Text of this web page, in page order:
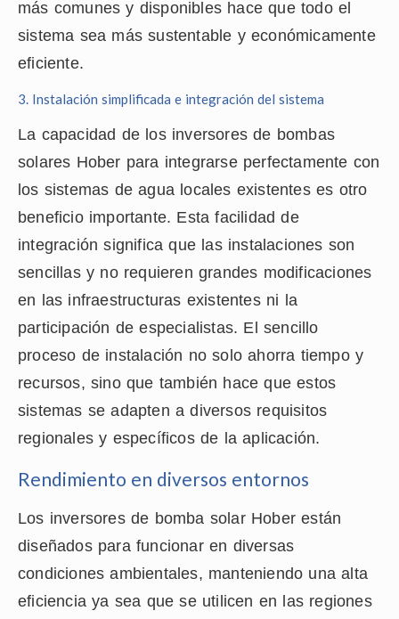
más comunes y disponibles hace que todo el
sistema sea más sustentable y económicamente
eficiente.
3. Instalación simplificada e integración del sistema
La capacidad de los inversores de bombas
solares Hober para integrarse perfectamente con
los sistemas de agua locales existentes es otro
beneficio importante. Esta facilidad de
integración significa que las instalaciones son
sencillas y no requieren grandes modificaciones
en las infraestructuras existentes ni la
participación de especialistas. El sencillo
proceso de instalación no solo ahorra tiempo y
recursos, sino que también hace que estos
sistemas se adapten a diversos requisitos
regionales y específicos de la aplicación.
Rendimiento en diversos entornos
Los inversores de bomba solar Hober están
diseñados para funcionar en diversas
condiciones ambientales, manteniendo una alta
eficiencia ya sea que se utilicen en las regiones